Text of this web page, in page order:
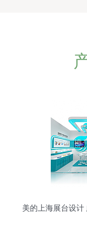
美的上海展台设计